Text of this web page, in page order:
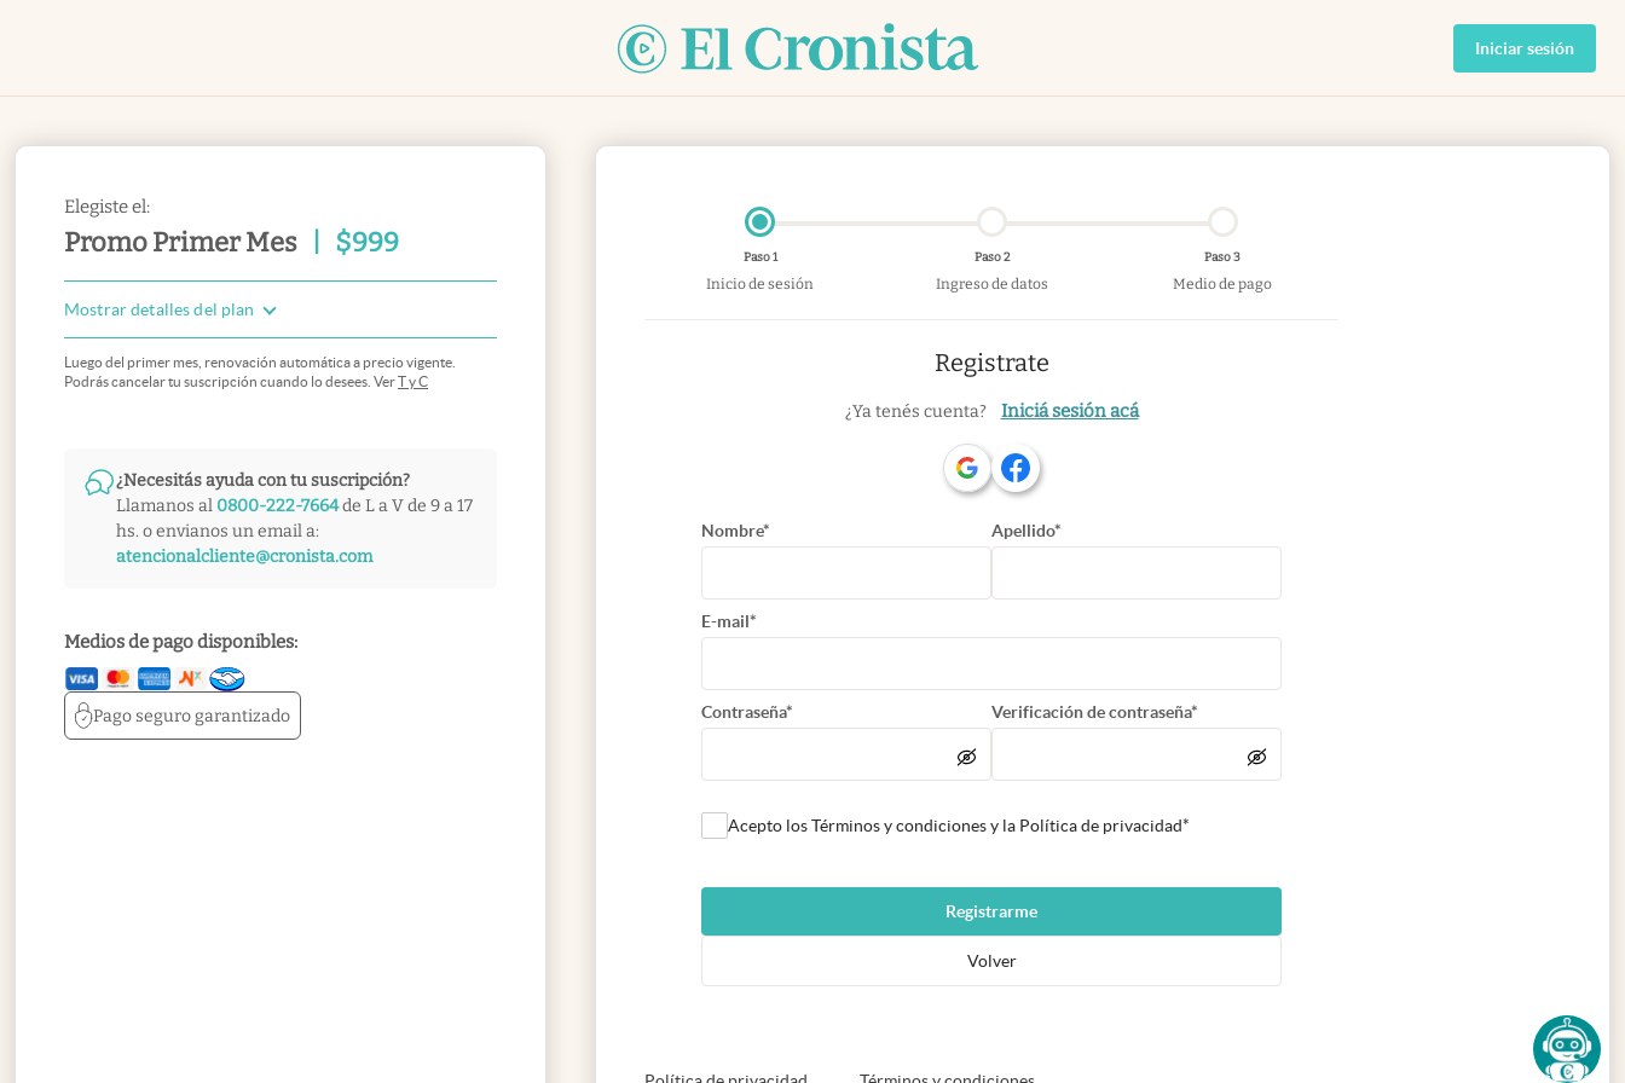
Iniciar sesión
Elegiste el:
Promo Primer Mes $999
Mostrar detalles del plan
Luego del primer mes, renovación automática a precio vigente.
Podrás cancelar tu suscripción cuando lo desees. VerT y C
¿Necesitás ayuda con tu suscripción?
Llamanos al 0800-222-7664de L a V de 9 a 17
hs. o envianos un email a:
atencionalcliente@cronista.com
Medios de pago disponibles:
Pago segurogarantizado
Paso 1
Inicio de sesión
Paso 2
Ingreso de datos
Paso 3
Medio de pago
Registrate
¿Ya tenés cuenta? Iniciá sesión acá
Nombre* Apellido*
E-mail*
Contraseña* Verificación de contraseña*
Acepto los Términos y condiciones y la Política de privacidad*
Registrarme
Volver